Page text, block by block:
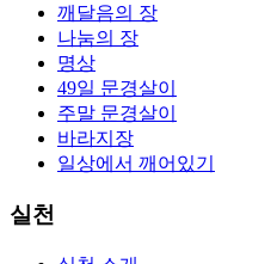
깨달음의 장
나눔의 장
명상
49일 문경살이
주말 문경살이
바라지장
일상에서 깨어있기
실천